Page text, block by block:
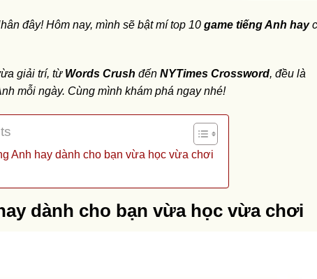
đây! Hôm nay, mình sẽ bật mí top 10 game tiếng Anh hay
giải trí, từ Words Crush đến NYTimes Crossword, đều là
mỗi ngày. Cùng mình khám phá ngay nhé!
Anh hay dành cho bạn vừa học vừa chơi
dành cho bạn vừa học vừa chơi